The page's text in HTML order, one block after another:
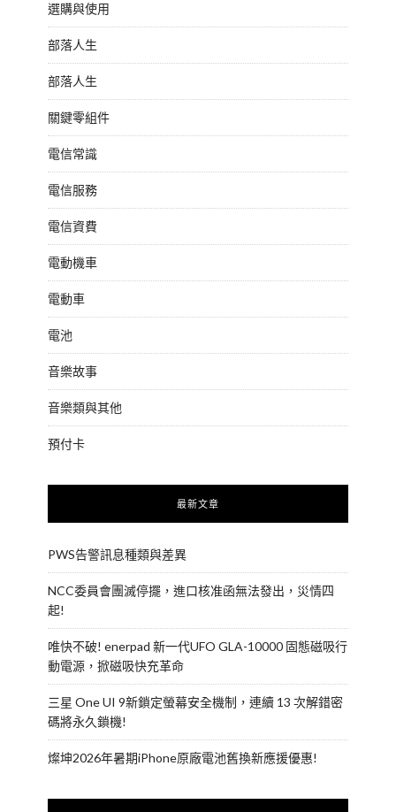
選購與使用
部落人生
部落人生
關鍵零組件
電信常識
電信服務
電信資費
電動機車
電動車
電池
音樂故事
音樂類與其他
預付卡
最新文章
PWS告警訊息種類與差異
NCC委員會團滅停擺，進口核准函無法發出，災情四
起!
唯快不破! enerpad 新一代UFO GLA-10000 固態磁吸行
動電源，掀磁吸快充革命
三星 One UI 9新鎖定螢幕安全機制，連續 13 次解錯密
碼將永久鎖機!
燦坤2026年暑期iPhone原廠電池舊換新應援優惠!